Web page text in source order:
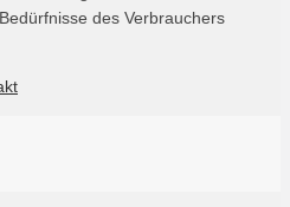
des Verbrauchers